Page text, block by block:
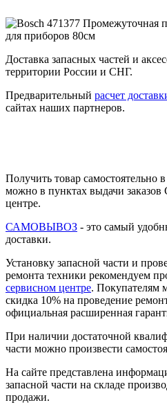
Доставка запасных частей и
территории России и СНГ.
Предварительный расчет
сайтах наших партнеров.
Получить товар самостоятельно
можно в пунктах выдачи
центре.
САМОВЫВОЗ - это самый
доставки.
Установку запасной части и
ремонта техники рекомендуем
сервисном центре. Покупателям
скидка 10% на проведение
официальная расширенная
При наличии достаточной
части можно произвести
На сайте представлена
запасной части на складе
продажи.